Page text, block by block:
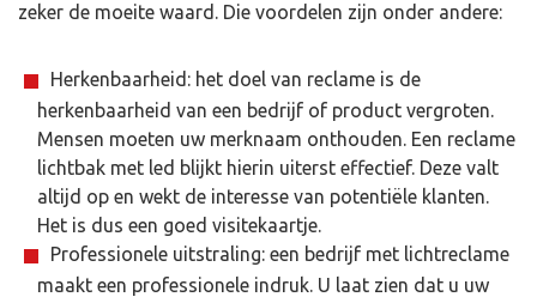
zeker de moeite waard. Die voordelen zijn onder andere:
Herkenbaarheid: het doel van reclame is de
herkenbaarheid van een bedrijf of product vergroten.
Mensen moeten uw merknaam onthouden. Een reclame
lichtbak met led blijkt hierin uiterst effectief. Deze valt
altijd op en wekt de interesse van potentiële klanten.
Het is dus een goed visitekaartje.
Professionele uitstraling: een bedrijf met lichtreclame
maakt een professionele indruk. U laat zien dat u uw